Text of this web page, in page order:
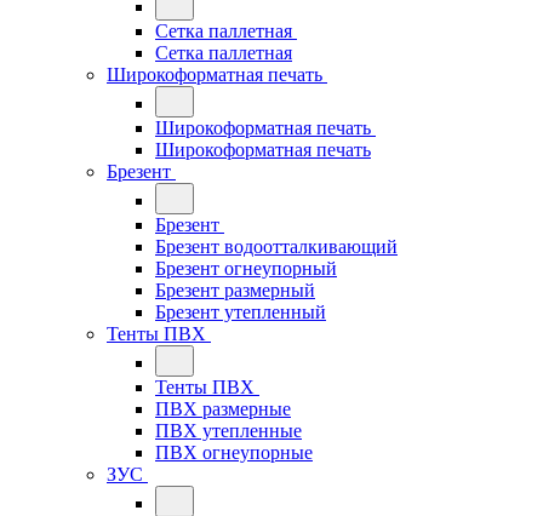
Сетка паллетная
Сетка паллетная
Широкоформатная печать
Широкоформатная печать
Широкоформатная печать
Брезент
Брезент
Брезент водоотталкивающий
Брезент огнеупорный
Брезент размерный
Брезент утепленный
Тенты ПВХ
Тенты ПВХ
ПВХ размерные
ПВХ утепленные
ПВХ огнеупорные
ЗУС